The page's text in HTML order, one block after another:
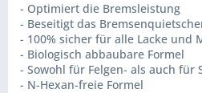
- Optimiert die Bremsleistung
- Beseitigt das
- 100% sicher für alle Lacke und
- Biologisch abbaubare Formel
- Sowohl für Felgen- als auch für
- N-Hexan-freie Formel